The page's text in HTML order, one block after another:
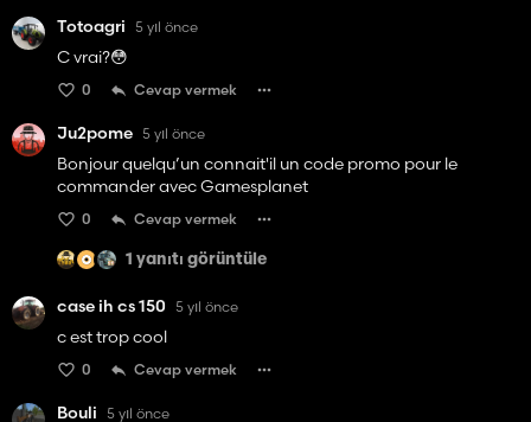
Totoagri 5 yıl önce
C vrai?😳
0 Cevap vermek
Ju2pome 5 yıl önce
Bonjour quelqu’un connait'il un code promo pour le
commander avec Gamesplanet
0 Cevap vermek
1 yanıtı görüntüle
case ih cs 150 5 yıl önce
c est trop cool
0 Cevap vermek
Bouli 5 yıl önce